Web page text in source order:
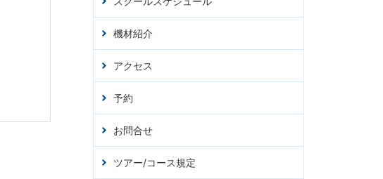
機材紹介
アクセス
予約
お問合せ
ツアー/コース規定